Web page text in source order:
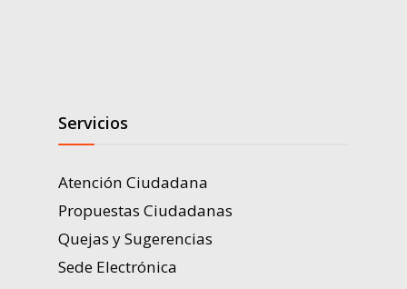
Servicios
Atención Ciudadana
Propuestas Ciudadanas
Quejas y Sugerencias
Sede Electrónica